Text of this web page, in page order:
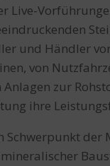
Live-
und Händler
von
Anlagen zur
ihre
Schwerpunkt der